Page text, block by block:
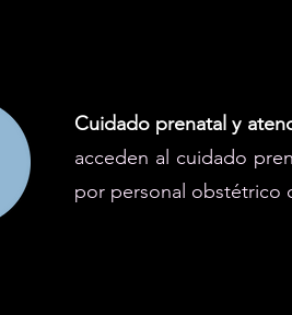
Cuidado prenatal y
acceden al cuidado
por personal obstétrico